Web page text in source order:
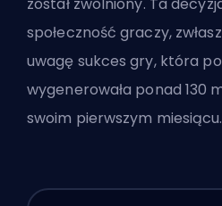
społeczność graczy,
uwagę sukces gry, która
wygenerowała ponad 130
swoim pierwszym miesiącu.